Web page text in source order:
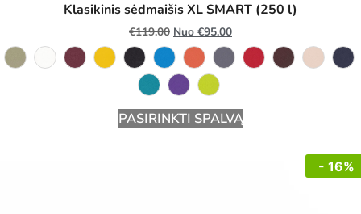
Klasikinis sėdmaišis XL SMART (250 l)
€119.00 Nuo €95.00
PASIRINKTI SPALVĄ
- 16%